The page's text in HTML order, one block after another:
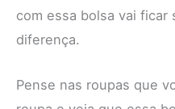
com essa bolsa vai
diferença.
Pense nas roupas que